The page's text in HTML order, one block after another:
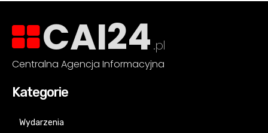
CAI24 .pl
Centralna Agencja Informacyjna
Kategorie
Wydarzenia